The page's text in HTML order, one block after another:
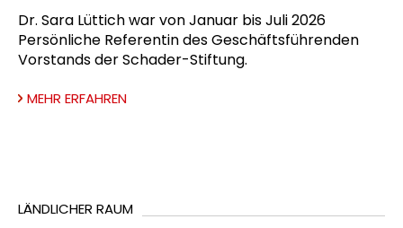
Dr. Sara Lüttich war von Januar bis Juli 2026
Persönliche Referentin des Geschäftsführenden
Vorstands der Schader-Stiftung.
MEHR ERFAHREN
LÄNDLICHER RAUM